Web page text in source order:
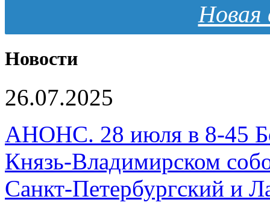
Новая
Новости
26.07.2025
АНОНС. 28 июля в 8-45
Князь-Владимирском
Санкт-Петербургский и